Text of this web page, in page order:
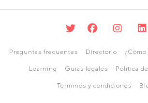
Preguntas frecuentes Directorio
Learning Guías legales Política
Términos y condiciones